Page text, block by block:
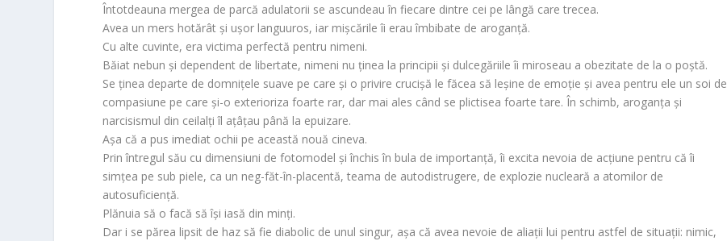
Întotdeauna mergea de parcă adulatorii se ascundeau în fiecare dintre cei pe lângă care trecea.
Avea un mers hotărât și ușor languuros, iar mișcările îi erau îmbibate de aroganță.
Cu alte cuvinte, era victima perfectă pentru nimeni.
Băiat nebun și dependent de libertate, nimeni nu ținea la principii și dulcegăriile îi miroseau a obezitate de la o poștă.
Se ținea departe de domnițele suave pe care și o privire crucișă le făcea să leșine de emoție și avea pentru ele un soi de
compasiune pe care și-o exterioriza foarte rar, dar mai ales când se plictisea foarte tare. În schimb, aroganța și
narcisismul din ceilalți îl ațâțau până la epuizare.
Așa că a pus imediat ochii pe această nouă cineva.
Prin întregul său cu dimensiuni de fotomodel și închis în bula de importanță, îi excita nevoia de acțiune pentru că îi
simțea pe sub piele, ca un neg-făt-în-placentă, teama de autodistrugere, de explozie nucleară a atomilor de
autosuficiență.
Plănuia să o facă să își iasă din minți.
Dar i se părea lipsit de haz să fie diabolic de unul singur, așa că avea nevoie de aliații lui pentru astfel de situații: nimic,